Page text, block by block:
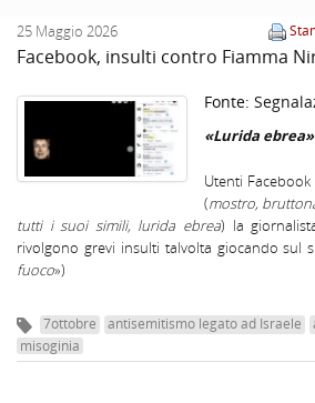
25 Maggio 2026
Facebook, insulti contro Fiamma
Fonte:
«Lurida ebrea»
Utenti
(mostro,
tutti i suoi simili, lurida ebrea) la
rivolgono grevi insulti talvolta giocando sul
fuoco»)
7ottobre antisemitismo legato ad Israele
misoginia